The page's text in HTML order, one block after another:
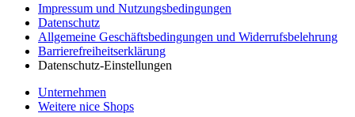
Impressum und Nutzungsbedingungen
Datenschutz
Allgemeine Geschäftsbedingungen und Widerrufsbelehrung
Barrierefreiheitserklärung
Datenschutz-Einstellungen
Unternehmen
Weitere nice Shops